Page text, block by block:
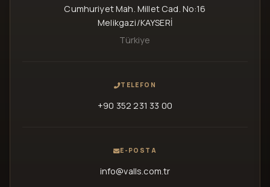
Cumhuriyet Mah. Millet Cad. No:16
Melikgazi/KAYSERİ
Türkiye
TELEFON
+90 352 231 33 00
E-POSTA
info@valls.com.tr